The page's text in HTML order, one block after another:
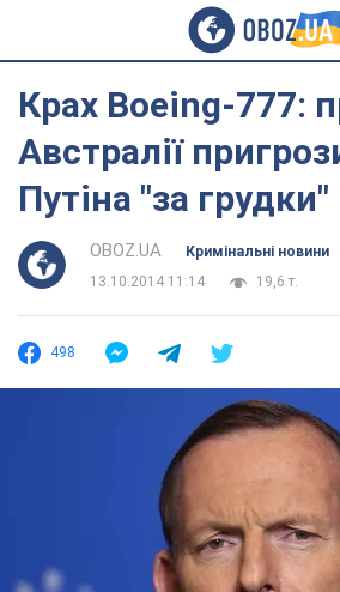
Крах Boeing-777:
Австралії
Путіна "за грудки"
OBOZ.UA
Кримінальні новини
13.10.2014 11:14
19,6 т.
498